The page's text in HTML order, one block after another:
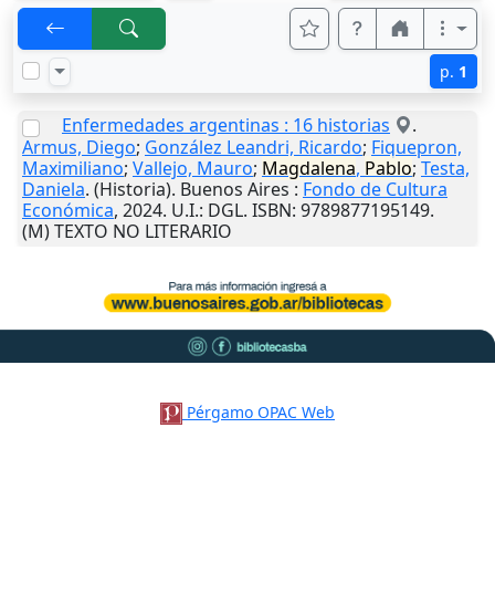
p. 1
Enfermedades argentinas : 16 historias
.
Armus, Diego; González Leandri, Ricardo; Fiquepron,
Maximiliano; Vallejo, Mauro; Magdalena, Pablo; Testa,
Daniela. (Historia). Buenos Aires : Fondo de Cultura
Económica, 2024. U.I.: DGL. ISBN: 9789877195149.
(M) TEXTO NO LITERARIO
Pérgamo OPAC Web